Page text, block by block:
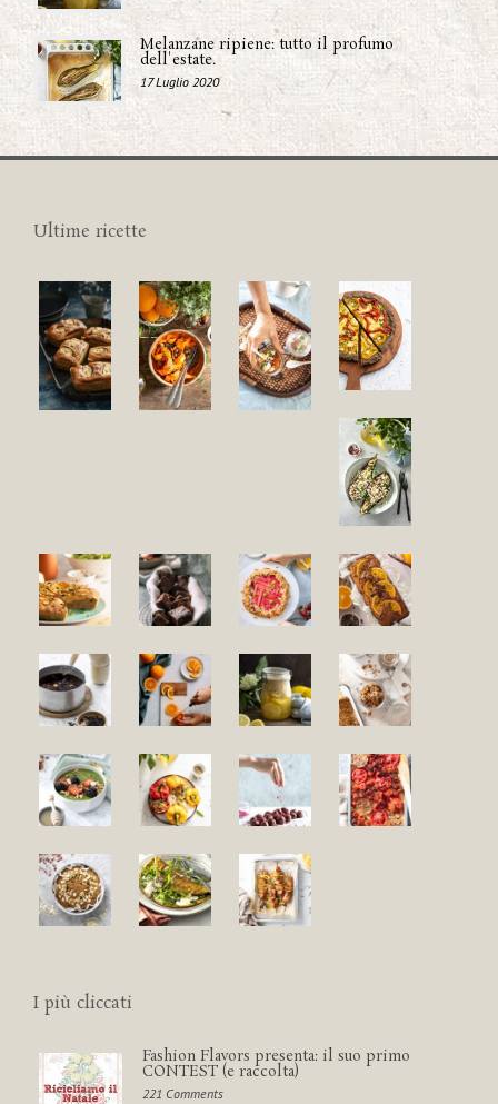
Melanzane ripiene: tutto il profumo
dell'estate.
17 Luglio 2020
Ultime ricette
I più cliccati
Fashion Flavors presenta: il suo primo
CONTEST (e raccolta)
221 Comments